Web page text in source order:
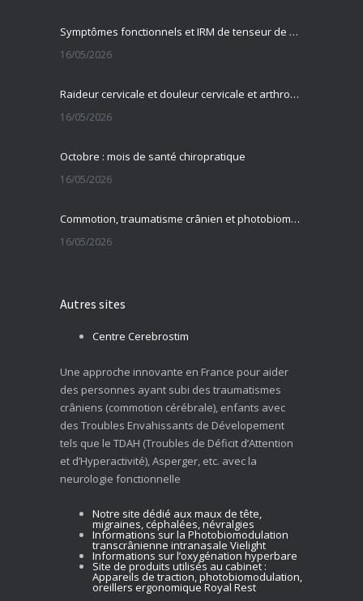
Symptômes fonctionnels et IRM de tenseur de diffusion
16/05/2026
Raideur cervicale et douleur cervicale et arthrose cervicale
16/05/2026
Octobre : mois de santé chiropratique
16/05/2026
Commotion, traumatisme crânien et photobiomodulation transcrânienne
16/05/2026
Autres sites
Centre Cerebrostim
Une approche innovante en France pour aider
des personnes ayant subi des traumatismes
crâniens (commotion cérébrale), enfants avec
des Troubles Envahissants de Dévelopement
tels que le TDAH (Troubles de Déficit d’Attention
et d’Hyperactivité), Asperger, etc. avec la
neurologie fonctionnelle
Notre site dédié aux maux de tête,
migraines, céphalées, névralgies
Informations sur la Photobiomodulation
transcrânienne intranasale Vielight
Informations sur l’oxygénation hyperbare
Site de produits utilisés au cabinet :
Appareils de traction, photobiomodulation,
oreillers ergonomique Royal Rest